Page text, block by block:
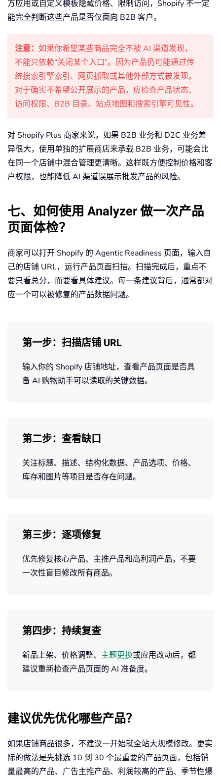
方应用或自定义模板隐藏价格、限制访问，Shopify 不一定
能完全判断这些产品是否仅面向 B2B 客户。
注意： 如果你希望某些商品完全不被 AI 渠道发现，
不能只依赖“关闭某个入口”。因为产品仍可能通过传
统搜索引擎索引、网页抓取或其他外部方式被发现。
对于确实不希望公开展示的产品，应检查产品状态、
访问权限、B2B 目录、站点地图和搜索引擎可见性。
对 Shopify Plus 商家来说，如果 B2B 业务和 D2C 业务差
异很大，使用单独的扩展商店来承载 B2B 业务，可能会比
在同一个店铺中混合管理更清晰。这样既方便控制价格和客
户权限，也能降低 AI 渠道误展示批发产品的风险。
七、如何使用 Analyzer 做一次产品
页面体检？
商家可以打开 Shopify 的 Agentic Readiness 页面，输入自
己的店铺 URL，运行产品页面扫描。扫描完成后，重点不
要只看总分，而要看具体建议。每一条建议背后，通常都对
应一个可以被修复的产品数据问题。
第一步：扫描店铺 URL
输入你的 Shopify 店铺地址，查看产品页面是否具
备 AI 购物助手可以读取的关键数据。
第二步：查看缺口
关注标题、描述、结构化数据、产品选项、价格、
库存和图片等项目是否存在问题。
第三步：逐项修复
优先修复核心产品、主推产品和高利润产品，不要
一次性盲目修改所有商品。
第四步：持续复查
新品上架、价格调整、 主题更换或应用改动后，都
建议重新检查产品页面的 AI 准备度。
建议优先优化哪些产品？
如果店铺商品很多，不建议一开始就全站大规模修改。更实
际的做法是先挑选 10 到 30 个最重要的产品页面，包括销
量最高的产品、广告主推产品、利润较高的产品、季节性爆